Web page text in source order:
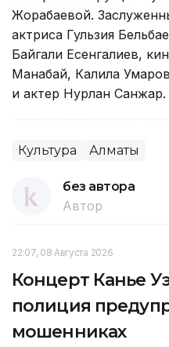
Жорабаевой.
актриса Гульзия
Байгали Есенгалиев,
Манабай, Калила
и актер Нурлан Санжар.
Культура Алматы
без автора
Автор
22:07, 08 Августа 2026
Концерт Канье
полиция
мошенниках